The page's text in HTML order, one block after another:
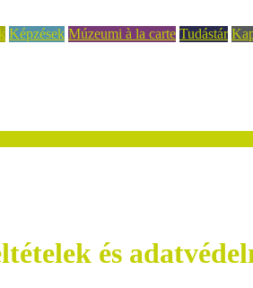
Képzések Múzeumi à la carte Tudástár
és